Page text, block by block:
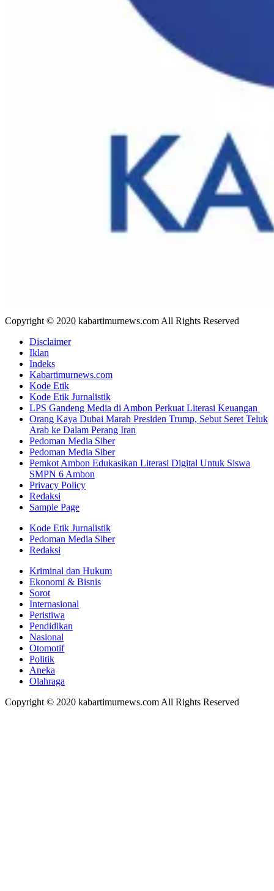
Copyright © 2020 kabartimurnews.com All Rights Reserved
Disclaimer
Iklan
Indeks
Kabartimurnews.com
Kode Etik
Kode Etik Jurnalistik
LPS Gandeng Media di Ambon Perkuat Literasi Keuangan
Orang Kaya Dubai Marah Presiden Trump, Sebut Seret Teluk
Arab ke Dalam Perang Iran
Pedoman Media Siber
Pedoman Media Siber
Pemkot Ambon Edukasikan Literasi Digital Untuk Siswa
SMPN 6 Ambon
Privacy Policy
Redaksi
Sample Page
Kode Etik Jurnalistik
Pedoman Media Siber
Redaksi
Kriminal dan Hukum
Ekonomi & Bisnis
Sorot
Internasional
Peristiwa
Pendidikan
Nasional
Otomotif
Politik
Aneka
Olahraga
Copyright © 2020 kabartimurnews.com All Rights Reserved